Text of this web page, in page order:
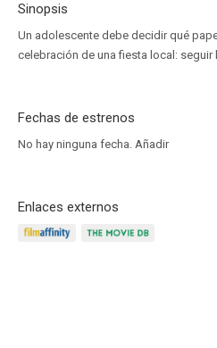
Sinopsis
Un adolescente debe decidir qué
celebración de una fiesta local:
Fechas de estrenos
No hay ninguna fecha. Añadir
Enlaces externos